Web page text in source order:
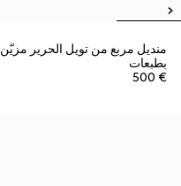
منديل مربع من تويل الحرير مزيّن
بطبعات
€ 500